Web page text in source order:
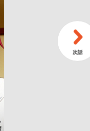
is impossible 〜暴走する闇〜
タリン・デビルーク:戸松
岡里紗、セリーヌ:柚木涼香